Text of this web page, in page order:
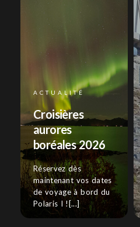
ACTUALITÉ
Croisières
aurores
boréales 2026
Réservez dès
maintenant vos dates
de voyage à bord du
Polaris I ![...]